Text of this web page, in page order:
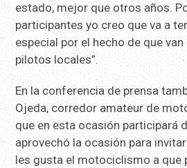
estado, mejor que otros años.
participantes yo creo que va a
especial por el hecho de que
pilotos locales”.
En la conferencia de prensa
Ojeda, corredor amateur de
que en esta ocasión participará
aprovechó la ocasión para
les gusta el motociclismo a que